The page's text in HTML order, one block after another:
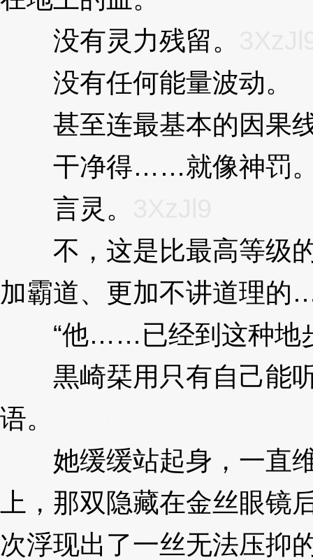
没有灵力残留。
没有任何能量波动。
甚至连最基本的因果线
干净得……就像神罚
言灵。
不，这是比最高等级的
加霸道、更加不讲道理
“他……已经到这种地
黒崎栞用只有自己能听
语。
她缓缓站起身，一直维
上，那双隐藏在金丝眼镜
次浮现出了一丝无法压抑